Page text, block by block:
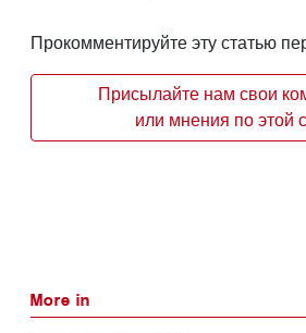
Прокомментируйте эту статью
Присылайте нам свои
или мнения по этой
More in